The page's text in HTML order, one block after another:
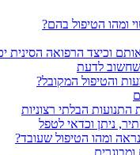
ומהו הטיפול בהם?
וכיצד הרפואה הסינית
שחשוב לדעת
והטיפול המקובל?
הבלתי רצוניות
ניתן וכדאי לטפל
ומהו הטיפול שעובד?